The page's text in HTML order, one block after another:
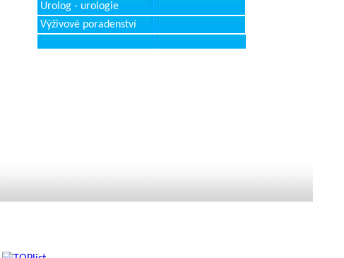
Urolog - urologie
Výživové poradenství